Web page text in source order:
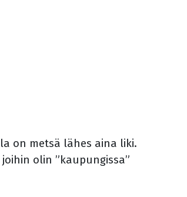
on metsä lähes aina liki.
olin ”kaupungissa”